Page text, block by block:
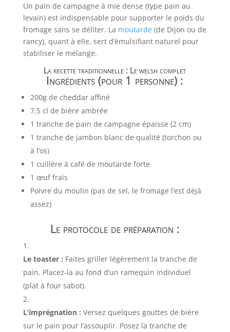
Un pain de campagne à mie dense (type pain au
levain) est indispensable pour supporter le poids du
fromage sans se déliter. La moutarde(de Dijon ou de
rancy), quant à elle, sert d’émulsifiant naturel pour
stabiliser le mélange.
La recette traditionnelle : Le welsh complet
Ingrédients (pour 1 personne) :
200g de cheddar affiné
7,5 cl de bière ambrée
1 tranche de pain de campagne épaisse (2 cm)
1 tranche de jambon blanc de qualité (torchon ou
à l’os)
1 cuillère à café de moutarde forte
1 œuf frais
Poivre du moulin (pas de sel, le fromage l’est déjà
assez)
Le protocole de préparation :
Le toaster : Faites griller légèrement la tranche de
pain. Placez-la au fond d’un ramequin individuel
(plat à four sabot).
L’imprégnation : Versez quelques gouttes de bière
sur le pain pour l’assouplir. Posez la tranche de